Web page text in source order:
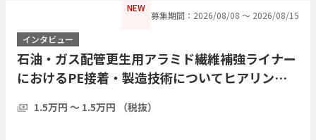
NEW
募集期間：2026/08/08 〜 2026/08/15
インタビュー
石油・ガス配管更生用アラミド繊維補強ライナー
におけるPE接着・製造技術についてヒアリング
1.5万円 〜 1.5万円 （税抜）